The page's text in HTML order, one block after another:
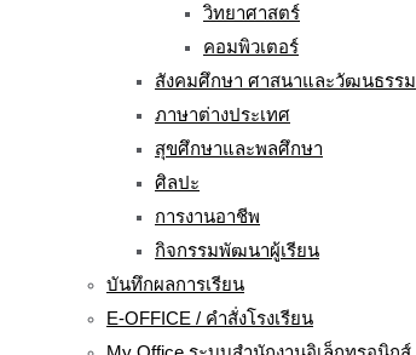
วิทยาศาสตร์
คอมพิวเตอร์
สังคมศึกษา ศาสนาและวัฒนธรรม
ภาษาต่างประเทศ
สุขศึกษาและพลศึกษา
ศิลปะ
การงานอาชีพ
กิจกรรมพัฒนาผู้เรียน
บันทึกผลการเรียน
E-OFFICE / คำสั่งโรงเรียน